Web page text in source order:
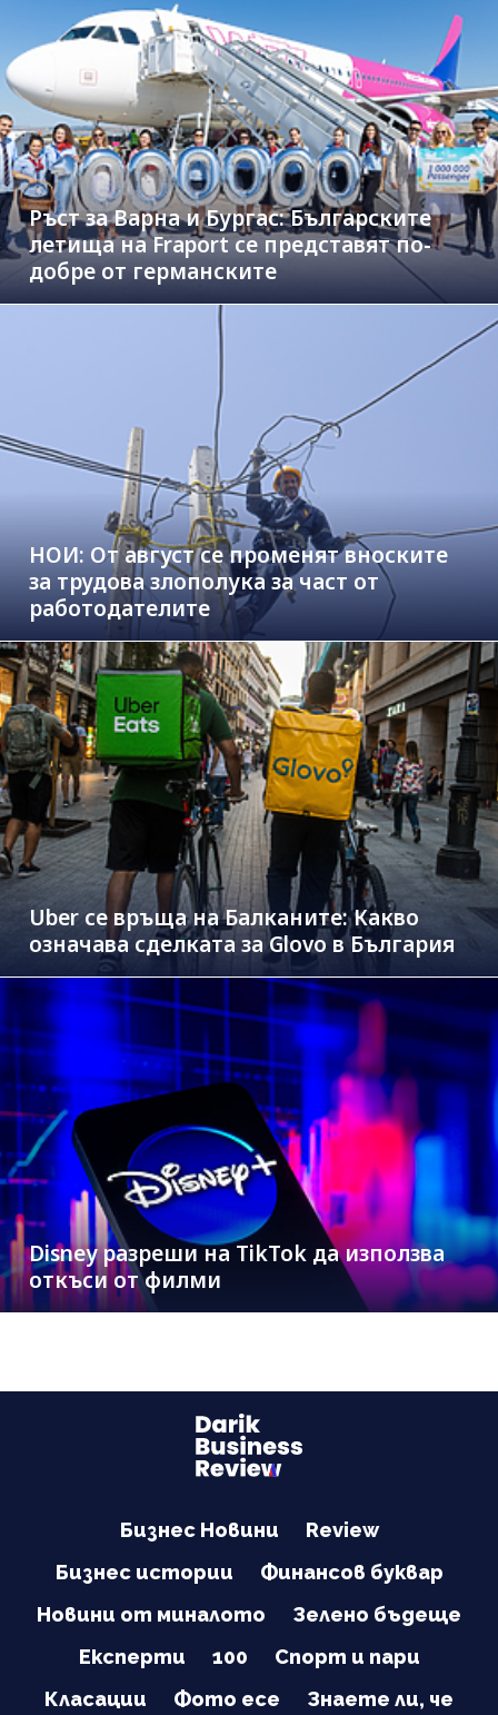
Ръст за Варна и Бургас: Българските
летища на Fraport се представят по-
добре от германските
НОИ: От август се променят вноските
за трудова злополука за част от
работодателите
Uber се връща на Балканите: Какво
означава сделката за Glovo в България
Disney разреши на TikTok да използва
откъси от филми
Бизнес Новини
Review
Бизнес истории
Финансов буквар
Новини от миналото
Зелено бъдеще
Експерти
100
Спорт и пари
Класации
Фото есе Знаете ли, че